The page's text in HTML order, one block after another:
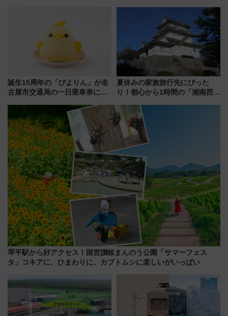
アクセス攻略法、2万発の花火が
都心の夜に！
誕生15周年の「ぴよりん」が名
古屋市交通局の一日乗車券に！
夏休みの家族旅行先にぴった
り！都心から1時間の「湘南西エ
島とは異なる魅力を持つ今夏の
注目スポット
琴平駅から好アクセス！国営讃岐まんのう公園「サマーフェス
タ」コキアに、ひまわりに、カブトムシに楽しいがいっぱい